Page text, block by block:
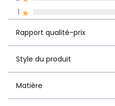
1
3
1
Rapport qualité-prix
Style du produit
Matière